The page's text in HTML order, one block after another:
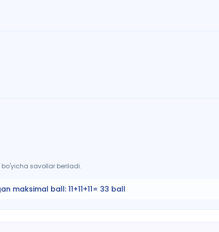
savollar beriladi.
maksimal ball: 11+11+11= 33 ball